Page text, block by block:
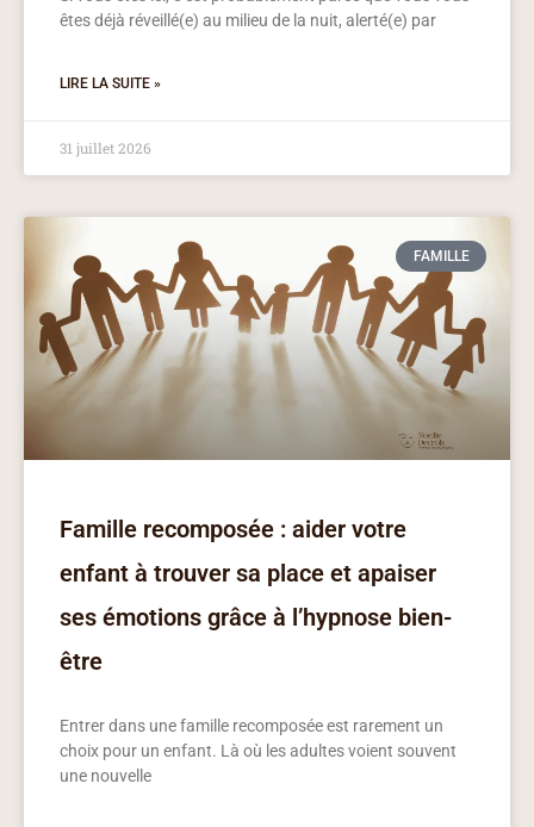
êtes déjà réveillé(e) au milieu de la nuit, alerté(e) par
LIRE LA SUITE »
31 juillet 2026
FAMILLE
Famille recomposée : aider votre
enfant à trouver sa place et apaiser
ses émotions grâce à l’hypnose bien-
être
Entrer dans une famille recomposée est rarement un
choix pour un enfant. Là où les adultes voient souvent
une nouvelle